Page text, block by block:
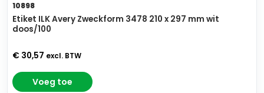
10898
Etiket ILK Avery Zweckform 3478 210 x 297 mm wit
doos/100
€ 30,57 excl. BTW
Voeg toe